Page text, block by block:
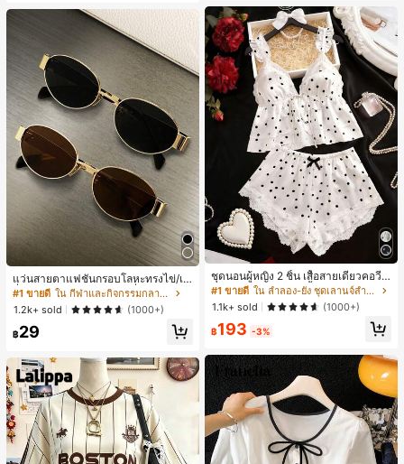
แว่นสายตาแฟชั่นกรอบโลหะทรงไข่/เห
ลี่ยมสำหรับผู้หญิง (กรอบครึ่ง), เหมาะ
สำหรับใส่ในชีวิตประจำวันและกิจกรรม
กลางแจ้ง
#1 ขายดี
ใน กีฬาและกิจกรรมกลางแจ้ง
1.2k+ sold
(1000+)
฿29
ชุดนอนผู้หญิง 2 ชิ้น เสื้อสายเดี่ยวคอวีลู
กไม้ พร้อมกางเกงขาสั้นแต่งลูกไม้ แต่ง
โบว์ที่เอว ชุดลำลองผู้หญิงนุ่มสบายน่ารั
ก สไตล์เอสเธติก
#1 ขายดี
ใน ลำลอง-ยัง ชุดเลานจ์สำหรับผู้หญิง
1.1k+ sold
(1000+)
฿193 -3%